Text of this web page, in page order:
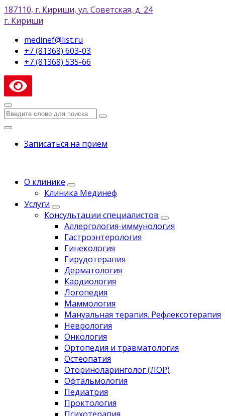
187110, г. Кириши, ул. Советская, д. 24
г. Кириши
medinef@list.ru
+7 (81368) 603-03
+7 (81368) 535-66
Записаться на прием
О клинике
Клиника Мединеф
Услуги
Консультации специалистов
Аллергология-иммунология
Гастроэнтерология
Гинекология
Гирудотерапия
Дерматология
Кардиология
Логопедия
Маммология
Мануальная терапия. Рефлексотерапия
Неврология
Онкология
Ортопедия и травматология
Остеопатия
Оториноларинголог (ЛОР)
Офтальмология
Педиатрия
Проктология